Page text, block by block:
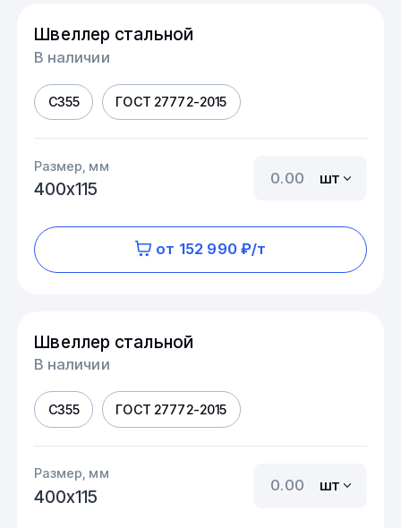
Швеллер стальной
В наличии
С355 ГОСТ 27772-2015
Размер, мм
400х115
шт
от 152 990 ₽/т
Швеллер стальной
В наличии
С355 ГОСТ 27772-2015
Размер, мм
400х115
шт